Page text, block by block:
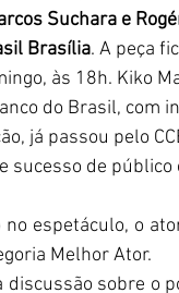
Suchara e
Brasília. A peça
às 18h. Kiko
do Brasil, com
já passou pelo
sucesso de público
no espetáculo, o
Melhor Ator.
discussão sobre o